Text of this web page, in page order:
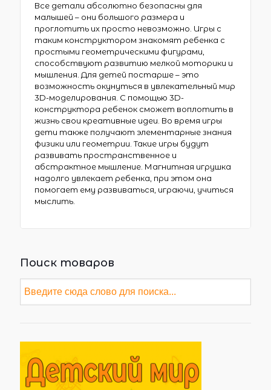
Все детали абсолютно безопасны для
малышей – они большого размера и
проглотить их просто невозможно. Игры с
таким конструктором знакомят ребенка с
простыми геометрическими фигурами,
способствуют развитию мелкой моторики и
мышления. Для детей постарше – это
возможность окунуться в увлекательный мир
3D-моделирования. С помощью 3D-
конструктора ребенок сможет воплотить в
жизнь свои креативные идеи. Во время игры
дети также получают элементарные знания
физики или геометрии. Такие игры будут
развивать пространственное и
абстрактное мышление. Магнитная игрушка
надолго увлекает ребенка, при этом она
помогает ему развиваться, играючи, учиться
мыслить.
Поиск товаров